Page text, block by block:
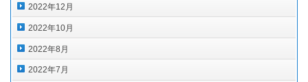
2022年12月
2022年10月
2022年8月
2022年7月